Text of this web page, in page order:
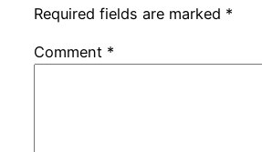
Required fields are marked *
Comment *